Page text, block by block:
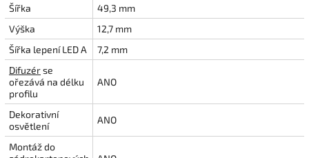
Šířka
49,3 mm
Výška
12,7 mm
Šířka lepení LED A
7,2 mm
Difuzérse
ořezává na délku
profilu
ANO
Dekorativní
osvětlení
ANO
Montáž do